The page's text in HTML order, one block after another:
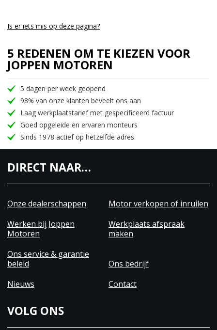
Is er iets mis op deze pagina?
5 REDENEN OM TE KIEZEN VOOR
JOPPEN MOTOREN
5 dagen per week geopend
98% van onze klanten beveelt ons aan
Laag werkplaatstarief met gespecificeerd factuur
Goed opgeleide en ervaren monteurs
Sinds 1978 actief op hetzelfde adres
DIRECT NAAR…
Onze dealerschappen
Motor verkopen of inruilen
Werken bij Joppen
Motoren
Werkplaats afspraak
maken
Ons service & garantie
beleid
Ons bedrijf
Nieuws
Contact
VOLG ONS